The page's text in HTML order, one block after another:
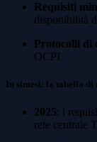
Requisiti
disponibilità
Protocolli di
OCPI
In sintesi: la tabella di
2025: i
rete centrale